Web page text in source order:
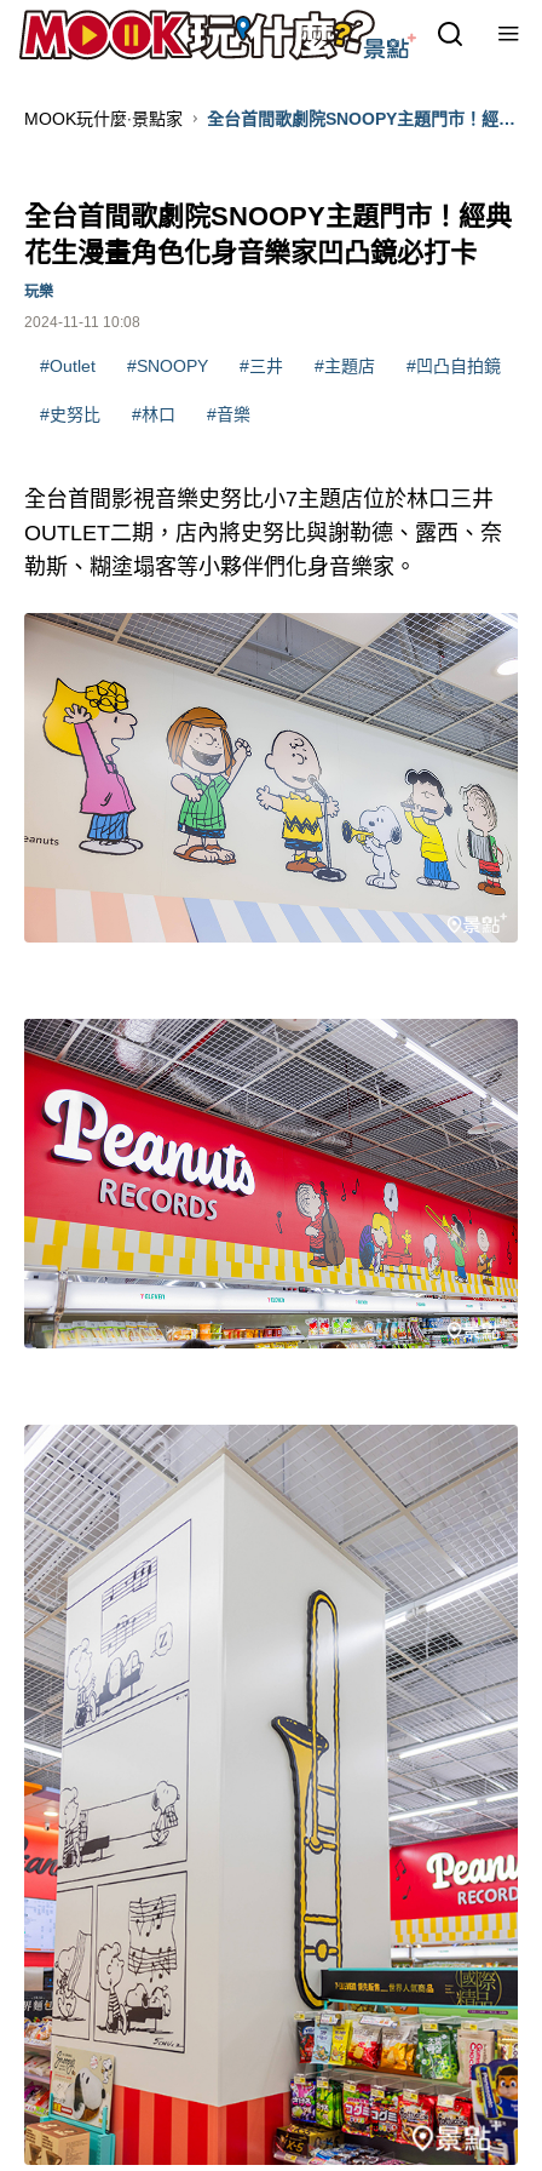
MOOK玩什麼‧景點家
全台首間歌劇院SNOOPY主題門市！經典
全台首間歌劇院SNOOPY主題門市！經典
花生漫畫角色化身音樂家凹凸鏡必打卡
2024-11-11 10:08
玩樂
#Outlet #SNOOPY #三井 #主題店 #凹凸自拍鏡
#史努比 #林口 #音樂
全台首間影視音樂史努比小7主題店位於林口三井
OUTLET二期，店內將史努比與謝勒德、露西、奈
勒斯、糊塗塌客等小夥伴們化身音樂家。